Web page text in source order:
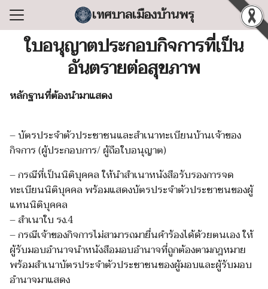
Skip
content
เทศบาลเมืองบ้านพรุ
ทศบาล
อง/ร้องเรียน
ารสนเทศ
ทศบาล
Searchใบอนุญาตประกอบกิจการที่เป็น
อันตรายต่อสุขภาพ
หลักฐานที่ต้องนำมาแสดง
– บัตรประจำตัวประชาชนและสำเนาทะเบียนบ้านเจ้าของ
กิจการ (ผู้ประกอบการ/ ผู้ถือใบอนุญาต)
– กรณีที่เป็นนิติบุคคล ให้นำสำเนาหนังสือรับรองการจด
ทะเบียนนิติบุคคล พร้อมแสดงบัตรประจำตัวประชาชนของผู้
แทนนิติบุคคล
– สำเนาใบ รง.4
– กรณีเจ้าของกิจการไม่สามารถมายื่นคำร้องได้ด้วยตนเอง ให้
ผู้รับมอบอำนาจนำหนังสือมอบอำนาจที่ถูกต้องตามกฎหมาย
พร้อมสำเนาบัตรประจำตัวประชาชนของผู้มอบและผู้รับมอบ
อำนาจมาแสดง